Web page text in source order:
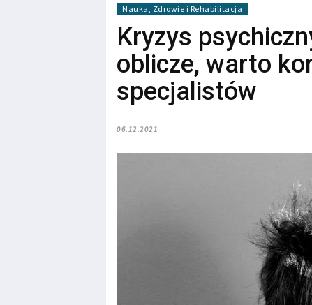
Nauka, Zdrowie i Rehabilitacja
Kryzys
oblicze, warto
specjalistów
06.12.2021